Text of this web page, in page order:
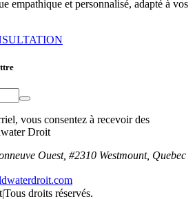
empathique et personnalisé, adapté à vos
vous consentez à recevoir des
Droit
Ouest, #2310 Westmount, Quebec
|Tous droits réservés.